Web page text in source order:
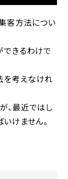
客方法につい
できるわけで
を考えなけれ
、最近ではし
けません。